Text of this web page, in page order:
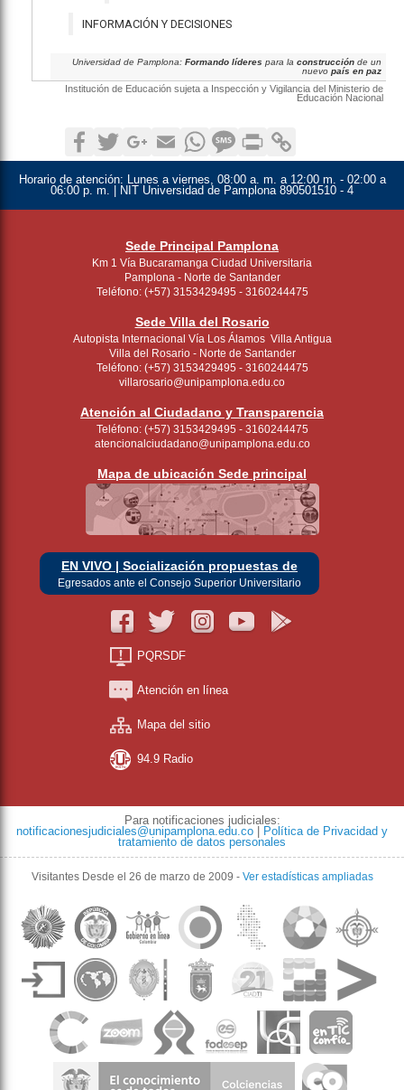
INFORMACIÓN Y DECISIONES
Universidad de Pamplona: Formando líderes para la construcción de un
nuevo país en paz
Institución de Educación sujeta a Inspección y Vigilancia del Ministerio de
Educación Nacional
FacebookTwitterGoogle+
EmailWhatsApp
SMS Print
Horario de atención: Lunes a viernes, 08:00 a. m. a 12:00 m. - 02:00 a
06:00 p. m. | NIT Universidad de Pamplona 890501510 - 4
Sede Principal Pamplona
Km 1 Vía Bucaramanga Ciudad Universitaria
Pamplona - Norte de Santander
Teléfono: (+57) 3153429495 - 3160244475
Sede Villa del Rosario
Autopista Internacional Vía Los Álamos Villa Antigua
Villa del Rosario - Norte de Santander
Teléfono: (+57) 3153429495 - 3160244475
villarosario@unipamplona.edu.co
Atención al Ciudadano y Transparencia
Teléfono: (+57) 3153429495 - 3160244475
atencionalciudadano@unipamplona.edu.co
Mapa de ubicación Sede principal
EN VIVO | Socialización propuestas de
Egresados ante el Consejo Superior Universitario
PQRSDF
Atención en línea
Mapa del sitio
94.9 Radio
Para notificaciones judiciales:
notificacionesjudiciales@unipamplona.edu.co
Política de Privacidad y
tratamiento de datos personales
Visitantes Desde el 26 de marzo de 2009 - Ver estadísticas ampliadas